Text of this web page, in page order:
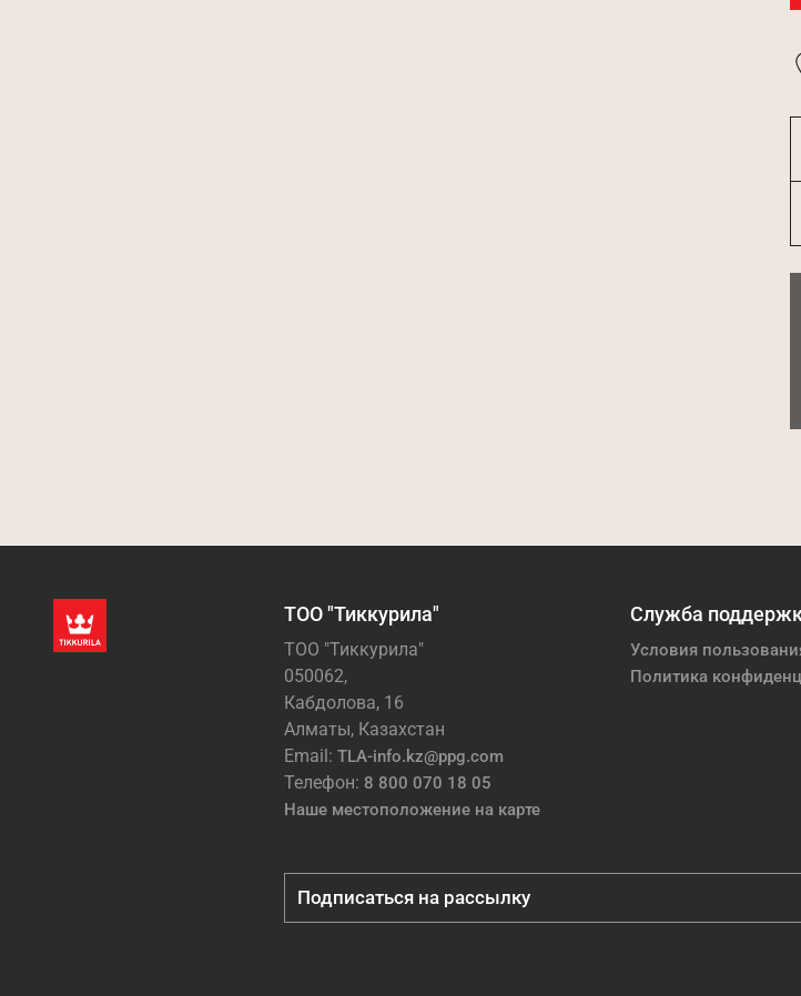
ТОО "Тиккурила"
ТОО "Тиккурила"
050062,
Кабдолова, 16
Алматы, Казахстан
Email: TLA-info.kz@ppg.com
Телефон: 8 800 070 18 05
Наше местоположение на карте
Служба
Условия
Политика
Подписаться на рассылку